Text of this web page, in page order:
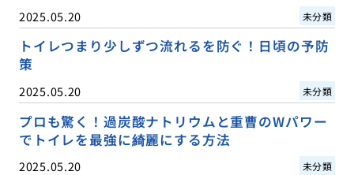
2025.05.20 未分類
トイレつまり少しずつ流れるを防ぐ！日頃の予防
策
2025.05.20 未分類
プロも驚く！過炭酸ナトリウムと重曹のWパワー
でトイレを最強に綺麗にする方法
2025.05.20 未分類